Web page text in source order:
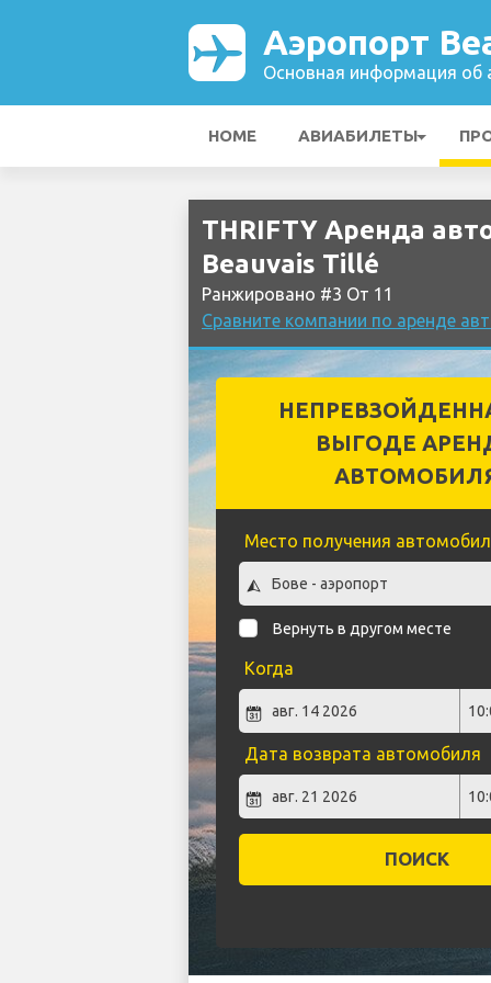
Аэропорт
Основная информация об
HOME АВИАБИЛЕТЫ
THRIFTY Аренда
Beauvais Tillé
Ранжировано #3 От 11
Сравните компании по аренде
ВЫГОДЕ
Место получения
Вернуть в другом месте
Когда
Дата возврата автомобиля
ПОИСК